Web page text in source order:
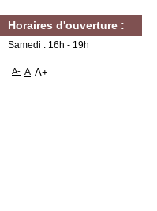
Horaires d'ouverture :
Samedi : 16h - 19h
A- A A+